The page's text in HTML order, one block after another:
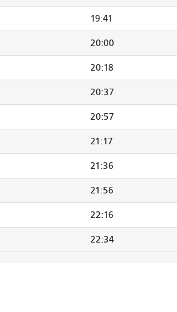
19:41
20:00
20:18
20:37
20:57
21:17
21:36
21:56
22:16
22:34